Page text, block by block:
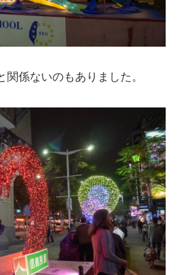
係ないのもありました。